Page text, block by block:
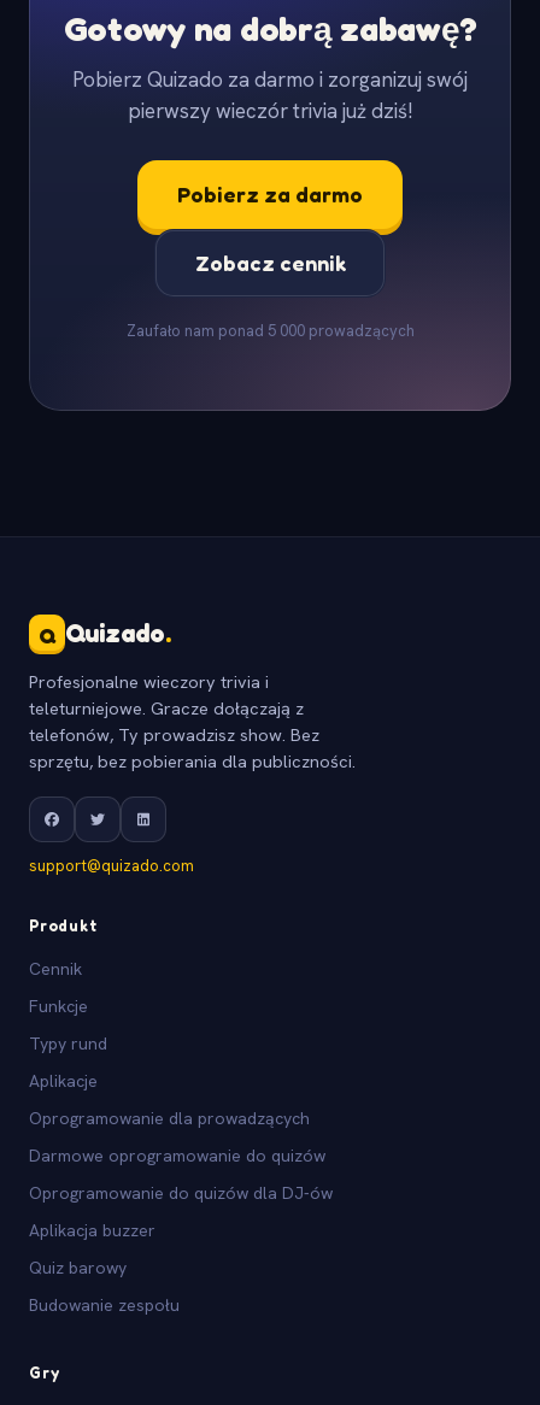
Gotowy na dobrą zabawę?
Pobierz Quizado za darmo i zorganizuj swój
pierwszy wieczór trivia już dziś!
Pobierz za darmo
Zobacz cennik
Zaufało nam ponad 5 000 prowadzących
Q Quizado.
Profesjonalne wieczory trivia i
teleturniejowe. Gracze dołączają z
telefonów, Ty prowadzisz show. Bez
sprzętu, bez pobierania dla publiczności.
support@quizado.com
Produkt
Cennik
Funkcje
Typy rund
Aplikacje
Oprogramowanie dla prowadzących
Darmowe oprogramowanie do quizów
Oprogramowanie do quizów dla DJ-ów
Aplikacja buzzer
Quiz barowy
Budowanie zespołu
Gry